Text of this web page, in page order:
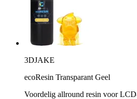
3DJAKE
ecoResin Transparant Geel
Voordelig allround resin voor